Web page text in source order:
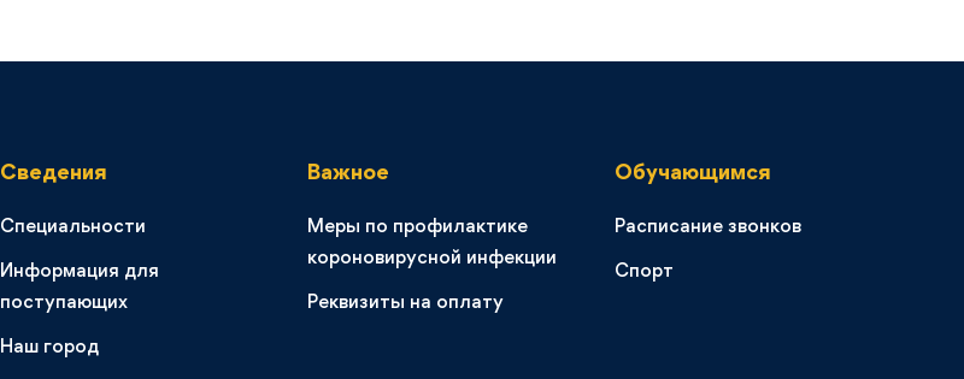
Сведения
Специальности
Информация для
поступающих
Наш город
Важное
Меры по профилактике
короновирусной инфекции
Реквизиты на оплату
Обучающимся
Расписание звонков
Спорт